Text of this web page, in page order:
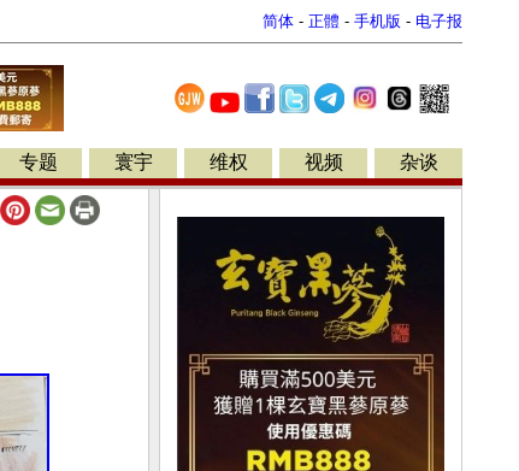
简体 - 正體 - 手机版 - 电子报
专题 寰宇 维权 视频 杂谈